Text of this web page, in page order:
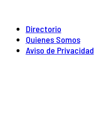
Directorio
Quienes Somos
Aviso de Privacidad